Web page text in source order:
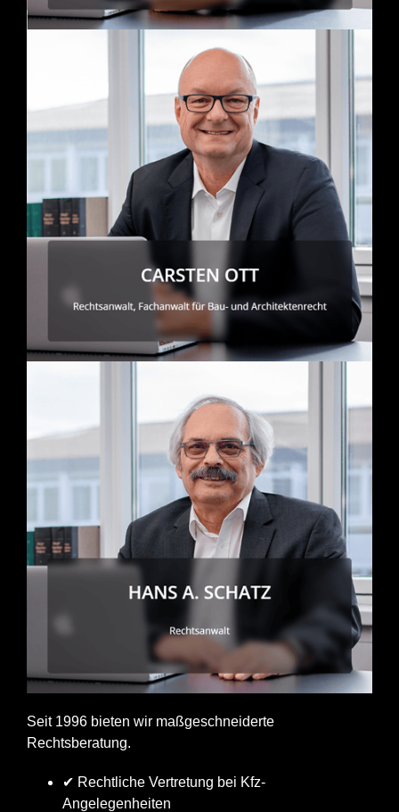
Seit 1996 bieten wir maßgeschneiderte
Rechtsberatung.
✔ Rechtliche Vertretung bei Kfz-
Angelegenheiten